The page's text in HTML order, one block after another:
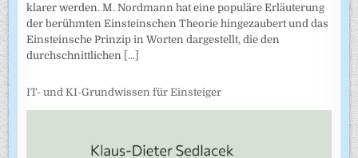
klarer werden. M. Nordmann hat eine populäre Erläuterung
der berühmten Einsteinschen Theorie hingezaubert und das
Einsteinsche Prinzip in Worten dargestellt, die den
durchschnittlichen [...]
IT- und KI-Grundwissen für Einsteiger